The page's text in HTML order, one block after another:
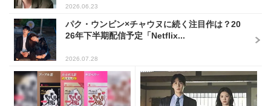
2026.06.23
パク・ウンビン×チャウヌに続く注目作は？20
26年下半期配信予定「Netflix...
2026.07.28